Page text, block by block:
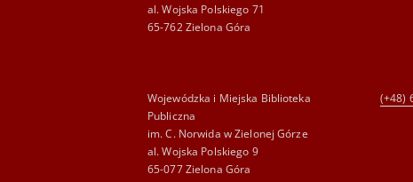
al. Wojska Polskiego 71
65-762 Zielona Góra
Wojewódzka i Miejska Biblioteka
Publiczna
im. C. Norwida w Zielonej Górze
al. Wojska Polskiego 9
65-077 Zielona Góra
(+48)